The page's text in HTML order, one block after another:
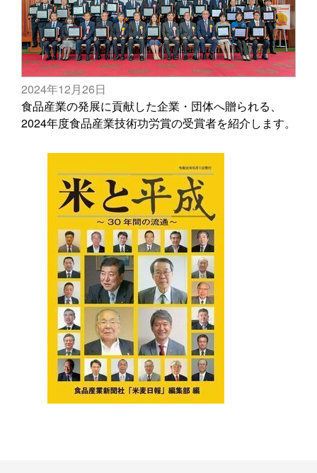
2024年12月26日
食品産業の発展に貢献した企業・団体へ贈られる、
2024年度食品産業技術功労賞の受賞者を紹介します。